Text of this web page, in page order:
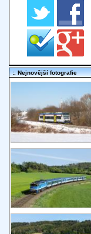
:. Nejnovější fotografie